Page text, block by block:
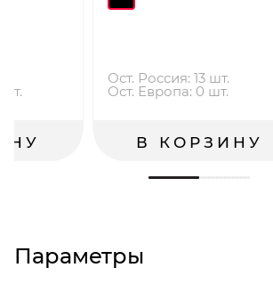
Ост. Россия: 13 шт.
Ост. Европа: 0 шт.
В КОРЗИНУ
Параметры